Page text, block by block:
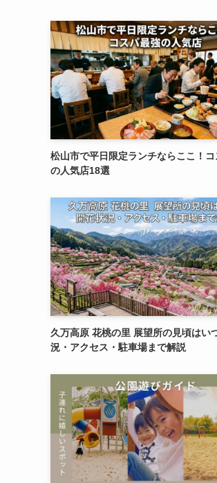
松山市で平日限定ランチならここ！
の人気店18選
久万高原 花桃の里 展望所の見頃はい
況・アクセス・駐車場まで解説